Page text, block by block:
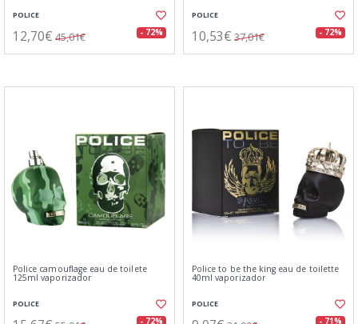
POLICE
12,70€ 45,01€ - 72%
POLICE
10,53€ 37,01€ - 72%
Police camouflage eau de toilete
125ml vaporizador
POLICE
- 72%
Police to be the king eau de toilette
40ml vaporizador
POLICE
- 71%